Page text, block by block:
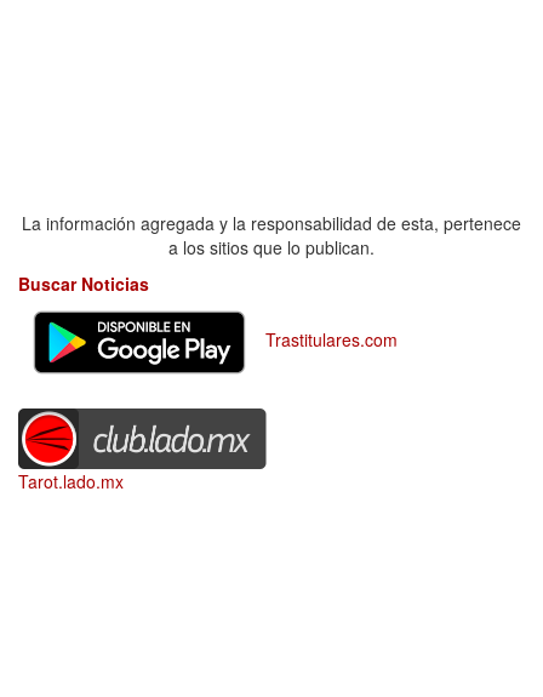
La información agregada y la responsabilidad de esta, pertenece
a los sitios que lo publican.
Buscar Noticias
Trastitulares.com
Tarot.lado.mx